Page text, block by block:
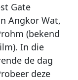
Gate
Angkor Wat,
(bekend
In die
de dag
deze